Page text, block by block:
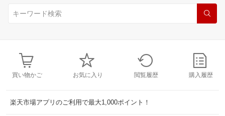
買い物かご お気に入り 閲覧履歴 購入履歴
楽天市場アプリのご利用で最大1,000ポイント！